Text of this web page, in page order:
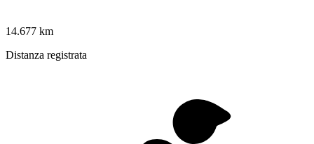
14.677 km
Distanza registrata